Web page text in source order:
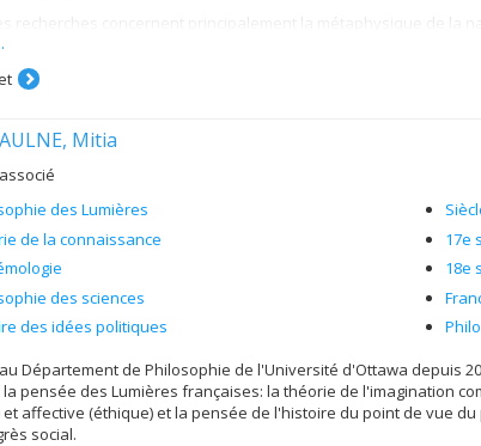
recherches concernent principalement la métaphysique de la
de la discipline dans le contexte de l'évolution des sciences
Mitia
des Lumières
de la connaissance
des sciences
des idées politiques
17e
18e
Département de Philosophie de l'Université d'Ottawa depuis
pensée des Lumières françaises: la théorie de l'imagination
affective (éthique) et la pensée de l'histoire du point de vue
social.